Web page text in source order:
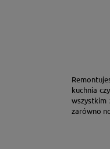
kuchnia
wszystkim
zarówno